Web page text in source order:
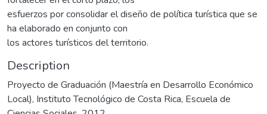
esfuerzos por consolidar el diseño de política turística que se
ha elaborado en conjunto con
los actores turísticos del territorio.
Description
Proyecto de Graduación (Maestría en Desarrollo Económico
Local), Instituto Tecnológico de Costa Rica, Escuela de